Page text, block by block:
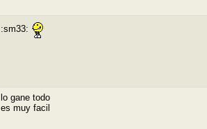
:sm33:
lo gane todo
es muy facil